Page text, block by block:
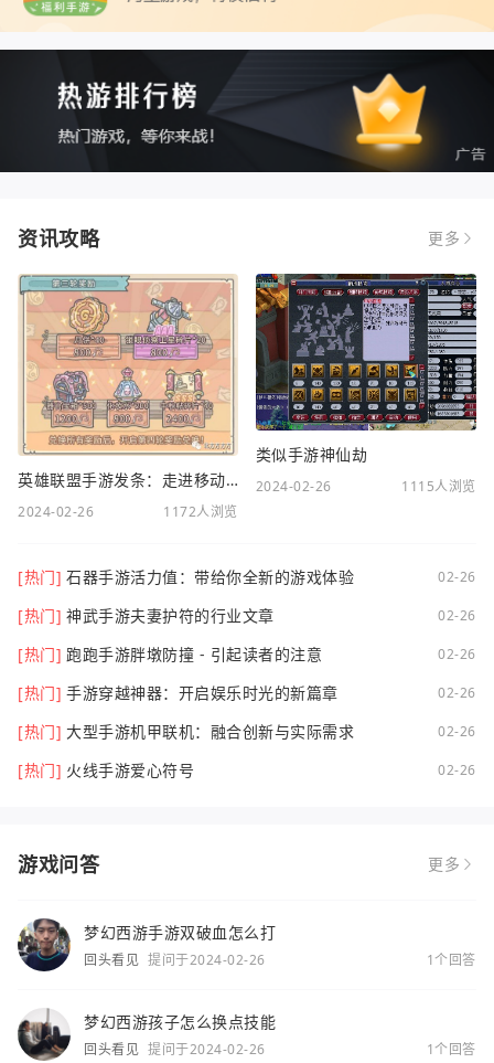
资讯攻略 更多
英雄联盟手游发条：走进移动电竞新时代
2024-02-26 1172人浏览
类似手游神仙劫
2024-02-26 1115人浏览
[热门] 石器手游活力值：带给你全新的游戏体验 02-26
[热门] 神武手游夫妻护符的行业文章 02-26
[热门] 跑跑手游胖墩防撞 - 引起读者的注意 02-26
[热门] 手游穿越神器：开启娱乐时光的新篇章 02-26
[热门] 大型手游机甲联机：融合创新与实际需求 02-26
[热门] 火线手游爱心符号 02-26
游戏问答 更多
梦幻西游手游双破血怎么打
回头看见 提问于2024-02-26 1个回答
梦幻西游孩子怎么换点技能
回头看见 提问于2024-02-26 1个回答